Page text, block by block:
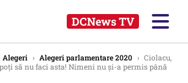
DCNews TV
Alegeri › Alegeri parlamentare 2020 › Ciolacu,
să nu faci asta! Nimeni nu şi-a permis până